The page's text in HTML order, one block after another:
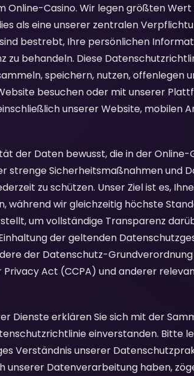
Online-Casino. Wir legen größten
als eine unserer zentralen
bestrebt, Ihre persönlichen
zu behandeln. Diese
speichern, nutzen, offenlegen
besuchen oder mit unserer
unserer Website, mobilen
der Daten bewusst, die in der
strenge Sicherheitsmaßnahmen und
zu schützen. Unser Ziel ist es,
während wir gleichzeitig höchste
um vollständige Transparenz
der geltenden
der Datenschutz-Grundverordnung
Privacy Act (CCPA) und anderer
Dienste erklären Sie sich mit der
einverstanden. Bitte
Verständnis unserer
unserer Datenverarbeitung haben,